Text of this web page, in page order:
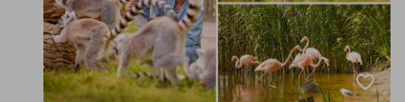
favorite_border